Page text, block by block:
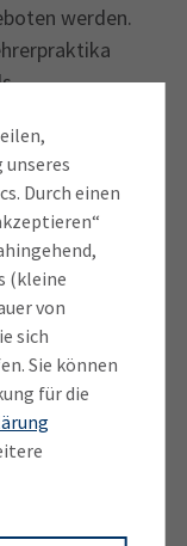
unseres
Durch einen
(kleine
von
sich
Sie können
für die
werden.
funktio­
sie
die
Ausbildungs­
Georg-Hipp-
jungen
den